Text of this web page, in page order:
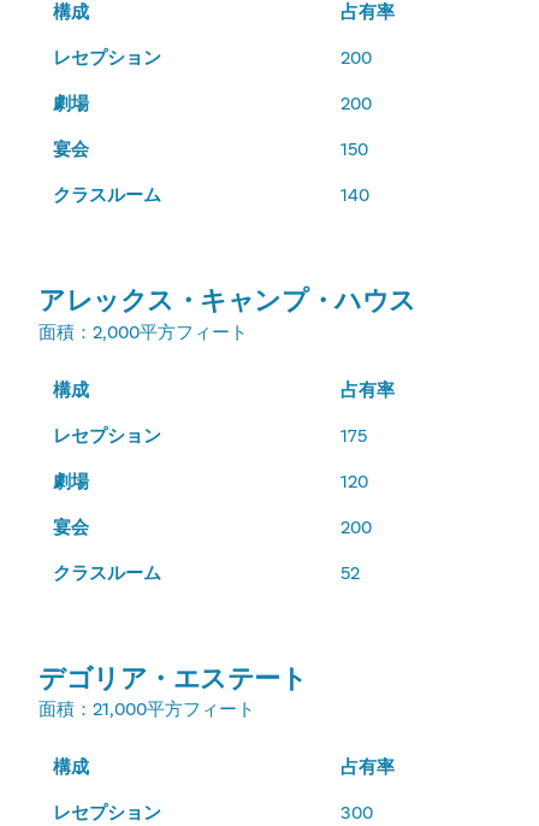
構成
占有率
レセプション
200
劇場
200
宴会
150
クラスルーム
140
アレックス・キャンプ・ハウス
面積 ：2,000平方フィート
構成
占有率
レセプション
175
劇場
120
宴会
200
クラスルーム
52
デゴリア・エステート
面積 ：21,000平方フィート
構成
占有率
レセプション
300